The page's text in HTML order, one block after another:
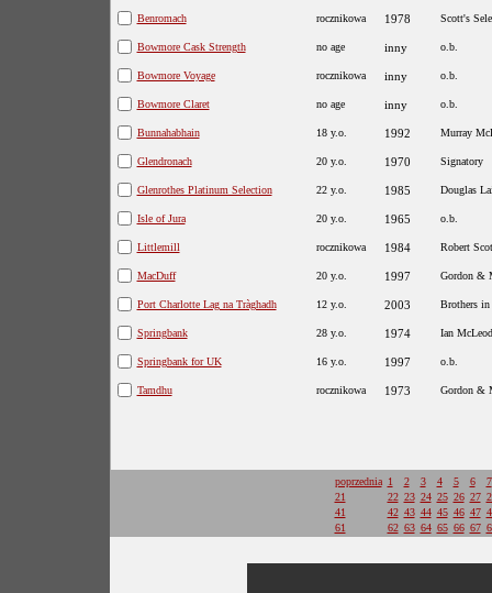
Benromach rocznikowa 1978 Scott's
Bowmore Cask Strength no age inny o.b.
Bowmore Voyage rocznikowa inny o.b.
Bowmore Claret no age inny o.b.
Bunnahabhain 18 y.o. 1992 Murray
Glendronach 20 y.o. 1970 Signatory
Glenrothes Platinum Selection 22 y.o. 1985 Douglas
Isle of Jura 20 y.o. 1965 o.b.
Littlemill rocznikowa 1984 Robert
MacDuff 20 y.o. 1997 Gordon &
Port Charlotte Lag na Tràghadh 12 y.o. 2003 Brothers
Springbank 28 y.o. 1974 Ian McLeod
Springbank for UK 16 y.o. 1997 o.b.
Tamdhu rocznikowa 1973 Gordon &
poprzednia 1 2 3 4 5 6
7
21
22 23 24 25 26 27
41
42 43 44 45 46 47
61
62 63 64 65 66 67